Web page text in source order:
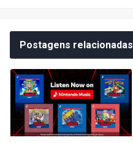
Postagens relacionadas